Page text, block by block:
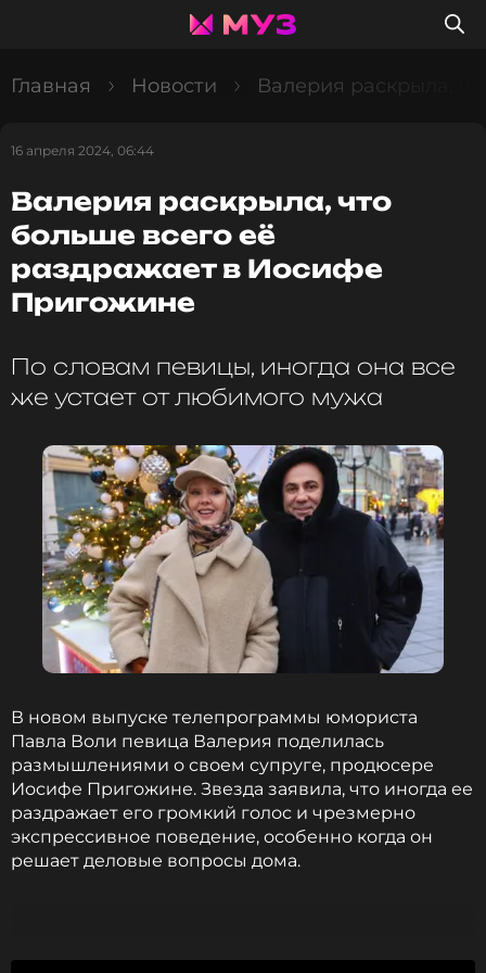
Главная Новости Валерия раскрыла,
16 апреля 2024, 06:44
Валерия раскрыла, что
больше всего её
раздражает в Иосифе
Пригожине
По словам певицы, иногда она все
же устает от любимого мужа
В новом выпуске телепрограммы юмориста
Павла Воли певица Валерия поделилась
размышлениями о своем супруге, продюсере
Иосифе Пригожине. Звезда заявила, что иногда ее
раздражает его громкий голос и чрезмерно
экспрессивное поведение, особенно когда он
решает деловые вопросы дома.